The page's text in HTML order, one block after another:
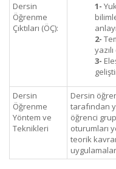
Dersin
Öğrenme
Çıktıları (ÖÇ):
1-
2-
3-
Dersin
Öğrenme
Yöntem ve
Teknikleri
Dersin
tarafından
öğrenci
oturumları
teorik